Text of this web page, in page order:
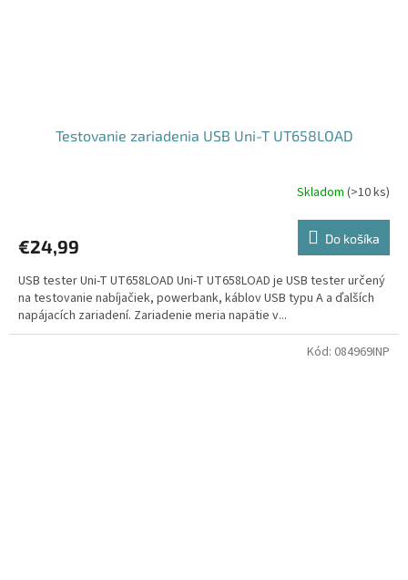
Testovanie zariadenia USB Uni-T UT658LOAD
Skladom (>10 ks)
€24,99 Do košíka
USB tester Uni-T UT658LOAD Uni-T UT658LOAD je USB tester určený
na testovanie nabíjačiek, powerbank, káblov USB typu A a ďalších
napájacích zariadení. Zariadenie meria napätie v...
Kód: 084969INP